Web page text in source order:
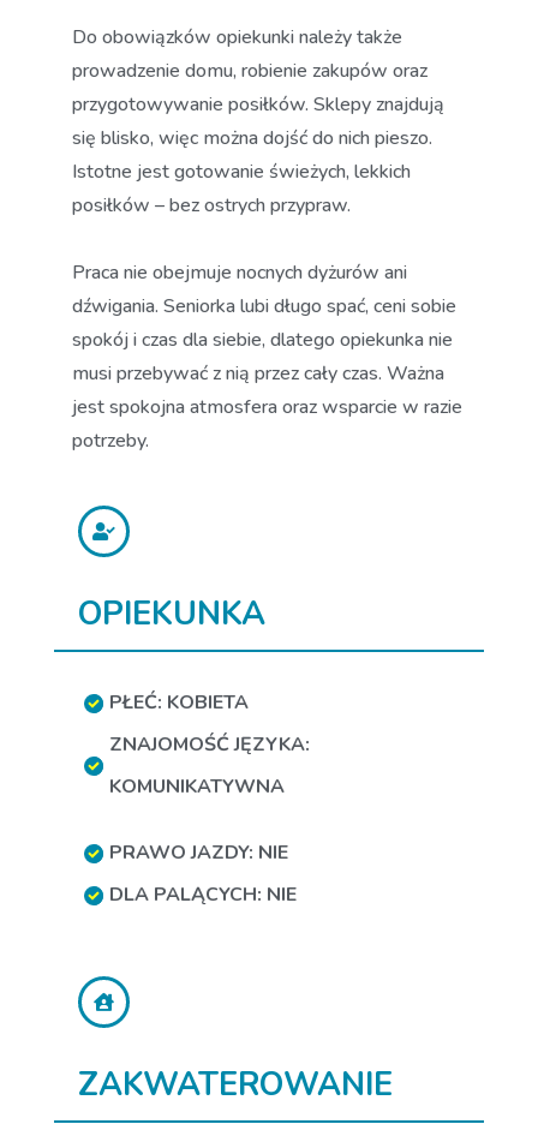
Do obowiązków opiekunki należy także
prowadzenie domu, robienie zakupów oraz
przygotowywanie posiłków. Sklepy znajdują
się blisko, więc można dojść do nich pieszo.
Istotne jest gotowanie świeżych, lekkich
posiłków – bez ostrych przypraw.
Praca nie obejmuje nocnych dyżurów ani
dźwigania. Seniorka lubi długo spać, ceni sobie
spokój i czas dla siebie, dlatego opiekunka nie
musi przebywać z nią przez cały czas. Ważna
jest spokojna atmosfera oraz wsparcie w razie
potrzeby.
OPIEKUNKA
PŁEĆ: KOBIETA
ZNAJOMOŚĆ JĘZYKA:
KOMUNIKATYWNA
PRAWO JAZDY: NIE
DLA PALĄCYCH: NIE
ZAKWATEROWANIE